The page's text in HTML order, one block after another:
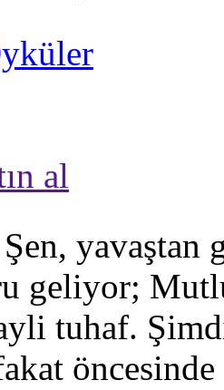
al
yavaştan
geliyor;
tuhaf.